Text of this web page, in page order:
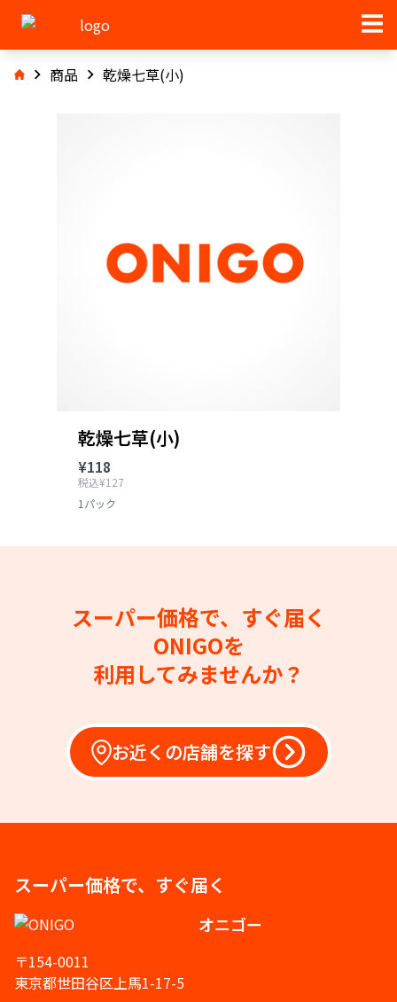
商品 乾燥七草(小)
乾燥七草(小)
¥118
税込¥127
1パック
スーパー価格で、すぐ届く
ONIGOを
利用してみませんか？
お近くの店舗を探す
スーパー価格で、すぐ届く
オニゴー
〒154-0011
東京都世田谷区上馬1-17-5